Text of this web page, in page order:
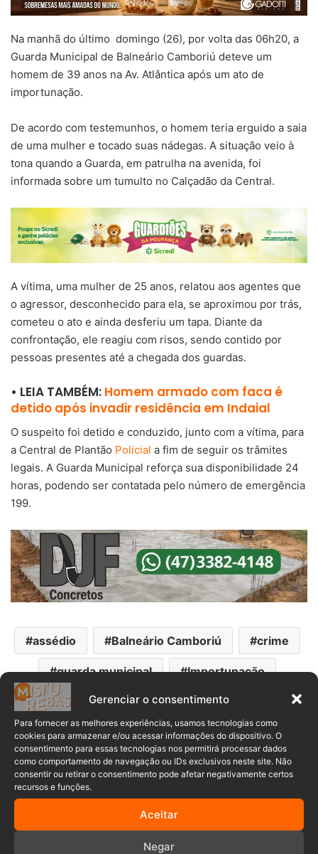
Gerenciar o consentimento
Para fornecer as melhores experiências, usamos tecnologias como
cookies para armazenar e/ou acessar informações do dispositivo. O
consentimento para essas tecnologias nos permitirá processar dados
como comportamento de navegação ou IDs exclusivos neste site. Não
consentir ou retirar o consentimento pode afetar negativamente certos
recursos e funções.
Aceitar
Negar
Na manhã do último domingo (26), por volta das 06h20, a
Guarda Municipal de Balneário Camboriú deteve um
homem de 39 anos na Av. Atlântica após um ato de
importunação.
De acordo com testemunhos, o homem teria erguido a saia
de uma mulher e tocado suas nádegas. A situação veio à
tona quando a Guarda, em patrulha na avenida, foi
informada sobre um tumulto no Calçadão da Central.
A vítima, uma mulher de 25 anos, relatou aos agentes que
o agressor, desconhecido para ela, se aproximou por trás,
cometeu o ato e ainda desferiu um tapa. Diante da
confrontação, ele reagiu com risos, sendo contido por
pessoas presentes até a chegada dos guardas.
• LEIA TAMBÉM: Homem armado com faca é
detido após invadir residência em Indaial
O suspeito foi detido e conduzido, junto com a vítima, para
a Central de Plantão Policial a fim de seguir os trâmites
legais. A Guarda Municipal reforça sua disponibilidade 24
horas, podendo ser contatada pelo número de emergência
199.
assédio Balneário Camboriú crime
guarda municipal Importunação
Polícia Militar Santa Catarina
Comentários